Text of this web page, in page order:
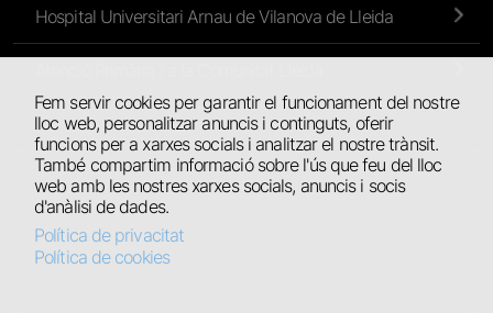
Fem servir cookies per garantir el funcionament del nostre
lloc web, personalitzar anuncis i continguts, oferir
funcions per a xarxes socials i analitzar el nostre trànsit.
També compartim informació sobre l'ús que feu del lloc
web amb les nostres xarxes socials, anuncis i socis
d'anàlisi de dades.
Política de privacitat
Política de cookies
Hospital Universitari Arnau de Vilanova de Lleida
Atenció Primària de l’Alt Pirineu i Aran
Hospital Universitari de Santa Maria
Hospital Comarcal del Pallars